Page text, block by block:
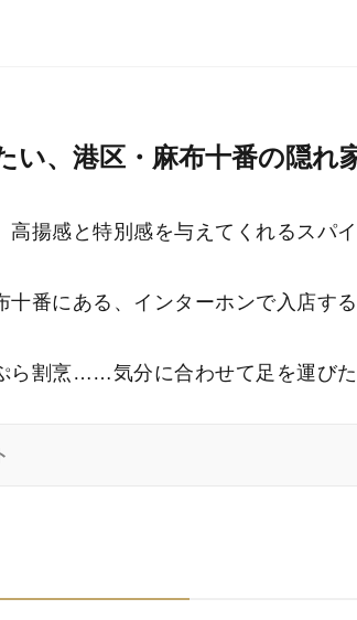
い、港区・麻布十番の隠れ
高揚感と特別感を与えてくれるスパイ
十番にある、インターホンで入店す
ら割烹……気分に合わせて足を運びた